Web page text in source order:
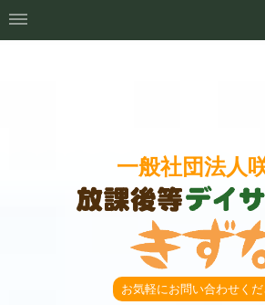
一般社団法人
お気軽にお問い合わせく